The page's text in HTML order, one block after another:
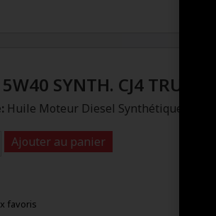
SYNTH. CJ4 TRUCK
Huile Moteur Diesel Synthétique
Ajouter au panier
favoris